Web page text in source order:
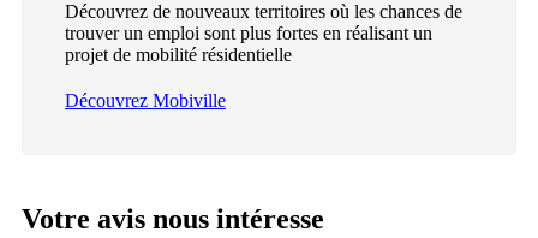
Découvrez de nouveaux territoires où les chances de
trouver un emploi sont plus fortes en réalisant un
projet de mobilité résidentielle
Découvrez Mobiville
Votre avis nous intéresse